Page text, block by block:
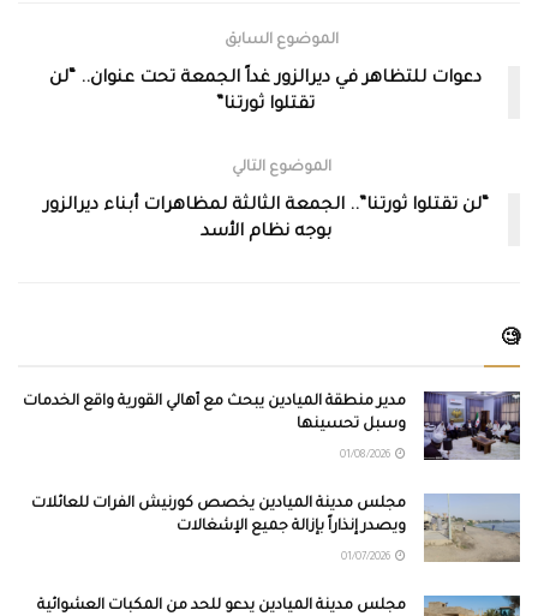
الموضوع السابق
دعوات للتظاهر في ديرالزور غداً الجمعة تحت عنوان.. “لن
تقتلوا ثورتنا”
الموضوع التالي
“لن تقتلوا ثورتنا”.. الجمعة الثالثة لمظاهرات أبناء ديرالزور
بوجه نظام الأسد
🧐
مدير منطقة الميادين يبحث مع أهالي القورية واقع الخدمات
وسبل تحسينها
مجلس مدينة الميادين يخصص كورنيش الفرات للعائلات
ويصدر إنذاراً بإزالة جميع الإشغالات
مجلس مدينة الميادين يدعو للحد من المكبات العشوائية